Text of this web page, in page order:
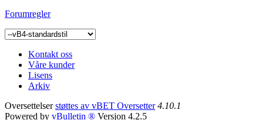
Forumregler
Kontakt oss
Våre kunder
Lisens
Arkiv
Oversettelserstøttes av vBET Oversetter 4.10.1
Powered by vBulletin ® Versjon 4.2.5